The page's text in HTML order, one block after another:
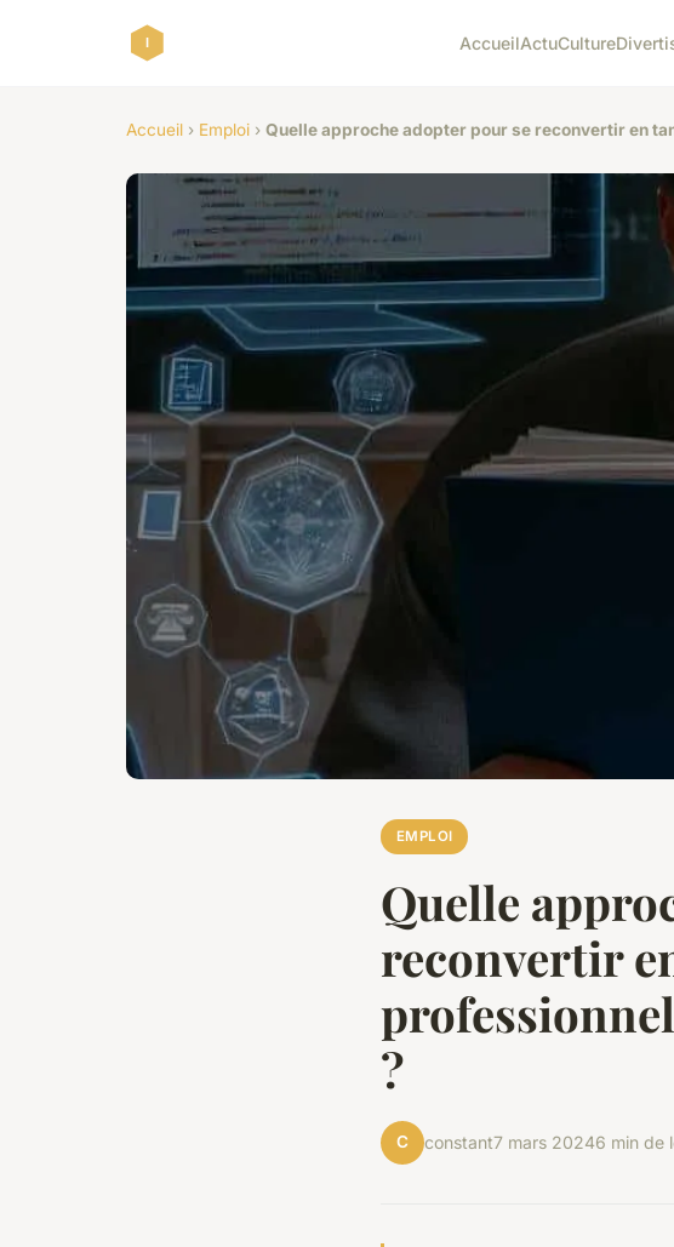
AccueilActuCulture
Accueil › Emploi › Quelle approche adopter pour se reconvertir en
EMPLOI
Quelle
reconvertir
?
C constant7 mars 20246 min de